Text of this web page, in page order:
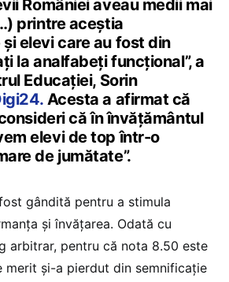
României aveau medii mai
printre aceştia
elevi care au fost din
la analfabeţi funcţional”, a
Educației, Sorin
Acesta a afirmat că
că în învăţământul
elevi de top într-o
de jumătate”.
gândită pentru a stimula
şi învăţarea. Odată cu
arbitrar, pentru că nota 8.50 este
merit şi-a pierdut din semnificaţie